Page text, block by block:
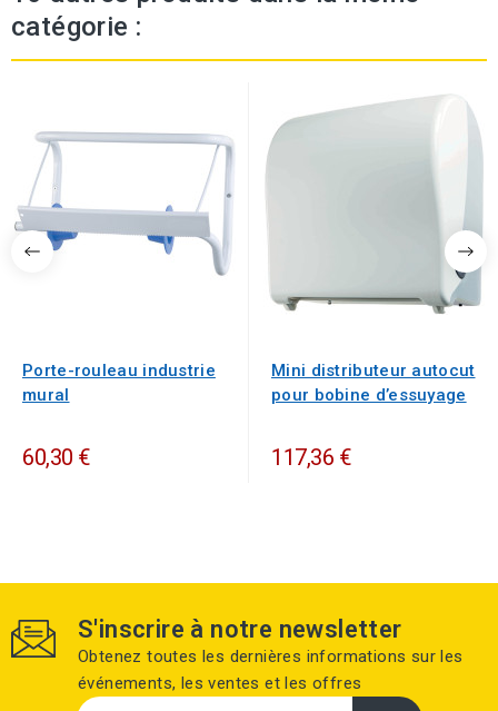
catégorie :
Porte-rouleau industrie
mural
60,30 €
Mini distributeur autocut
pour bobine d’essuyage
117,36 €
S'inscrire à notre newsletter
Obtenez toutes les dernières informations sur les
événements, les ventes et les offres